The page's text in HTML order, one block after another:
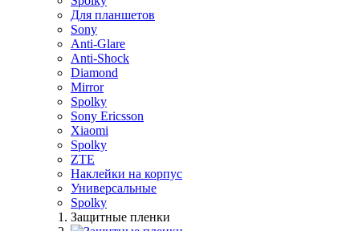
Для планшетов
Sony
Anti-Glare
Anti-Shock
Diamond
Mirror
Spolky
Sony Ericsson
Xiaomi
Spolky
ZTE
Наклейки на корпус
Универсальные
Spolky
Защитные пленки